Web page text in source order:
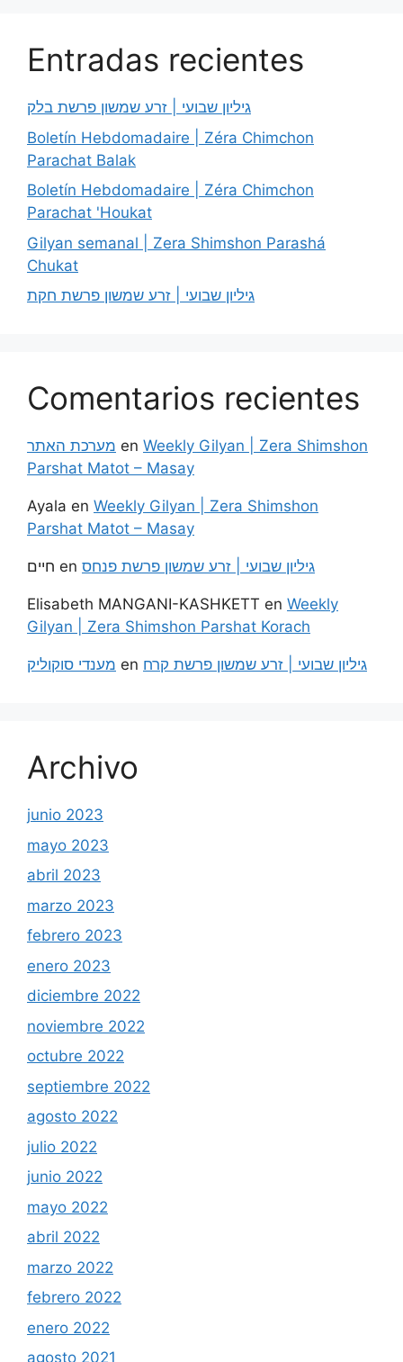
Entradas recientes
גיליון שבועי | זרע שמשון פרשת בלק
Boletín Hebdomadaire | Zéra Chimchon
Parachat Balak
Boletín Hebdomadaire | Zéra Chimchon
Parachat 'Houkat
Gilyan semanal | Zera Shimshon Parashá
Chukat
גיליון שבועי | זרע שמשון פרשת חקת
Comentarios recientes
מערכת האתר en Weekly Gilyan | Zera Shimshon
Parshat Matot – Masay
Ayala en Weekly Gilyan | Zera Shimshon
Parshat Matot – Masay
חיים en גיליון שבועי | זרע שמשון פרשת פנחס
Elisabeth MANGANI-KASHKETT en Weekly
Gilyan | Zera Shimshon Parshat Korach
מענדי סוקוליק en גיליון שבועי | זרע שמשון פרשת קרח
Archivo
junio 2023
mayo 2023
abril 2023
marzo 2023
febrero 2023
enero 2023
diciembre 2022
noviembre 2022
octubre 2022
septiembre 2022
agosto 2022
julio 2022
junio 2022
mayo 2022
abril 2022
marzo 2022
febrero 2022
enero 2022
agosto 2021